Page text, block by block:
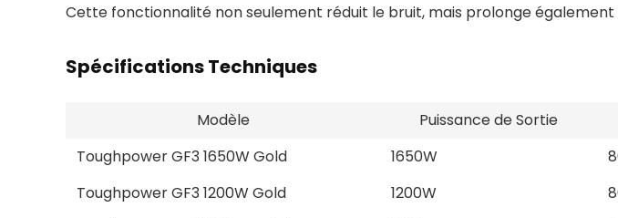
Cette fonctionnalité non seulement réduit le bruit, mais prolonge
Spécifications Techniques
Modèle Puissance de Sortie
Toughpower GF3 1650W Gold
1650W
Toughpower GF3 1200W Gold
1200W